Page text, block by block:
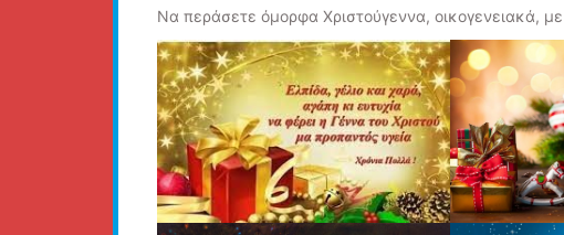
Να περάσετε όμορφα Χριστούγεννα, οικογενειακά,